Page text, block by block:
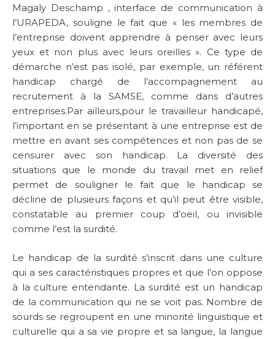
Magaly Deschamp , interface de communication à
l’URAPEDA, souligne le fait que « les membres de
l’entreprise doivent apprendre à penser avec leurs
yeux et non plus avec leurs oreilles ». Ce type de
démarche n’est pas isolé, par exemple, un référent
handicap chargé de l’accompagnement au
recrutement à la SAMSE, comme dans d’autres
entreprises.Par ailleurs,pour le travailleur handicapé,
l’important en se présentant à une entreprise est de
mettre en avant ses compétences et non pas de se
censurer avec son handicap. La diversité des
situations que le monde du travail met en relief
permet de souligner le fait que le handicap se
décline de plusieurs façons et qu’il peut être visible,
constatable au premier coup d’oeil, ou invisible
comme l’est la surdité.
Le handicap de la surdité s’inscrit dans une culture
qui a ses caractéristiques propres et que l’on oppose
à la culture entendante. La surdité est un handicap
de la communication qui ne se voit pas. Nombre de
sourds se regroupent en une minorité linguistique et
culturelle qui a sa vie propre et sa langue, la langue